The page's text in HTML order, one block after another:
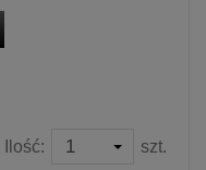
Ilość: szt.